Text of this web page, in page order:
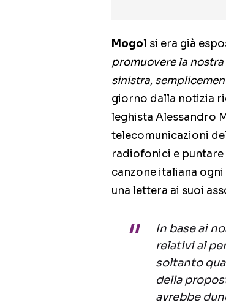
Mogol si era già
promuovere la
sinistra,
giorno dalla notizia
leghista Alessandro
telecomunicazioni
radiofonici e puntare
canzone italiana
una lettera ai suoi
In base ai
relativi al
soltanto
della
avrebbe